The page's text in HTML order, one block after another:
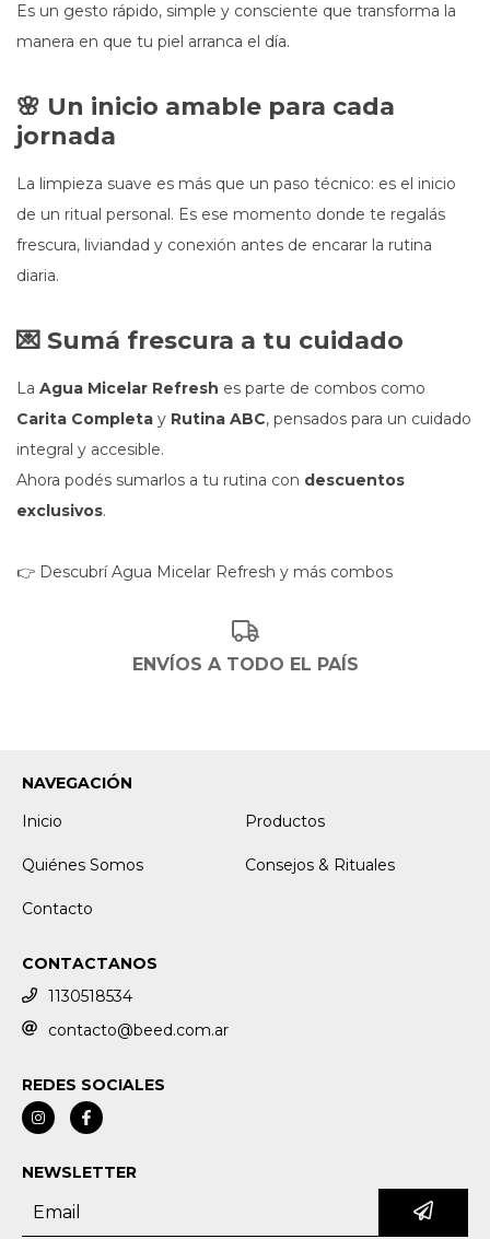
Es un gesto rápido, simple y consciente que transforma la
manera en que tu piel arranca el día.
🌸 Un inicio amable para cada
jornada
La limpieza suave es más que un paso técnico: es el inicio
de un ritual personal. Es ese momento donde te regalás
frescura, liviandad y conexión antes de encarar la rutina
diaria.
💌 Sumá frescura a tu cuidado
La Agua Micelar Refresh es parte de combos como
Carita Completa y Rutina ABC, pensados para un cuidado
integral y accesible.
Ahora podés sumarlos a tu rutina con descuentos
exclusivos.
👉 Descubrí Agua Micelar Refresh y más combos
ENVÍOS A TODO EL PAÍS
NAVEGACIÓN
Inicio
Productos
Quiénes Somos Consejos & Rituales
Contacto
CONTACTANOS
1130518534
contacto@beed.com.ar
REDES SOCIALES
NEWSLETTER